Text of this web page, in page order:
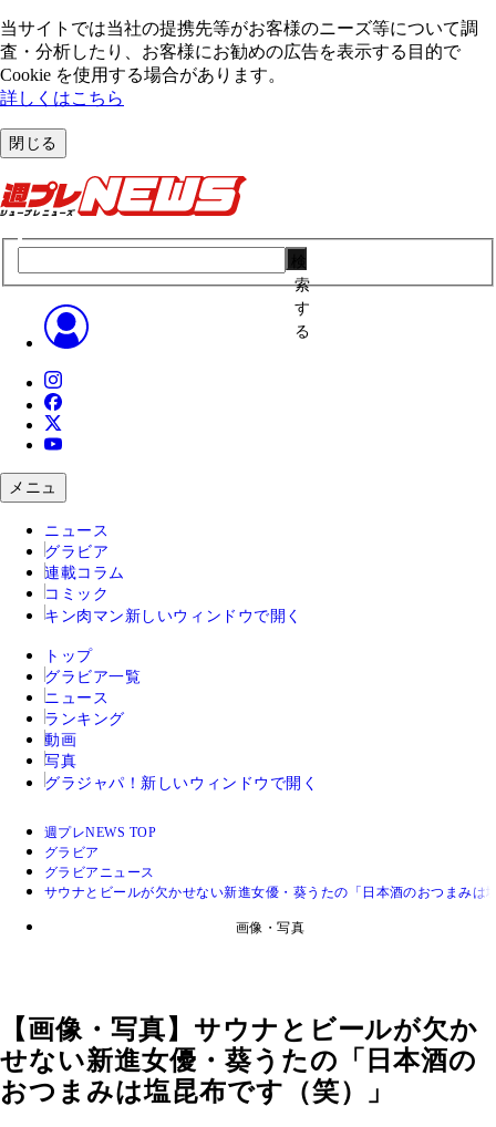
当サイトでは当社の提携先等がお客様のニーズ等について調
査・分析したり、お客様にお勧めの広告を表⽰する⽬的で
Cookie を使⽤する場合があります。
詳しくはこちら
閉じる
索
す
る
メニュ
ニュース
グラビア
連載コラム
コミック
キン肉マン 新しいウィンドウで開く
トップ
グラビア一覧
ニュース
ランキング
動画
写真
グラジャパ！ 新しいウィンドウで開く
週プレNEWS TOP
グラビア
グラビアニュース
サウナとビールが欠かせない新進女優・葵うたの「日本酒のおつまみは
画像・写真
【画像・写真】サウナとビールが欠か
せない新進女優・葵うたの「日本酒の
おつまみは塩昆布です（笑）」